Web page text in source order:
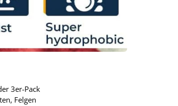
3er-Pack
Felgen